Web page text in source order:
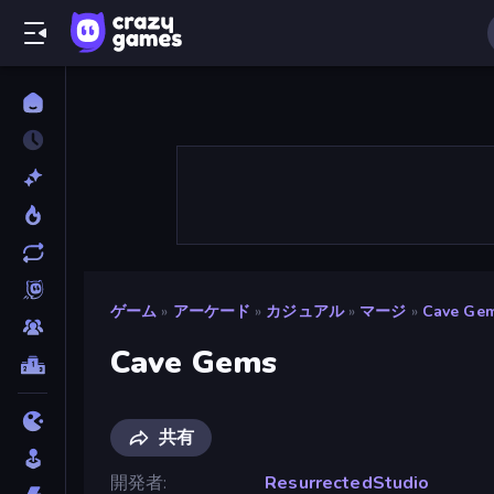
ゲーム » アーケード » カジュアル » マージ » Cave
Cave Gems
共有
開発者
ResurrectedStudio